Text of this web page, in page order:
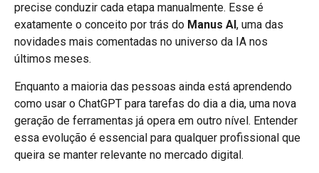
precise conduzir cada etapa manualmente. Esse é
exatamente o conceito por trás do Manus AI , uma das
novidades mais comentadas no universo da IA nos
últimos meses.
Enquanto a maioria das pessoas ainda está aprendendo
como usar o ChatGPT para tarefas do dia a dia, uma nova
geração de ferramentas já opera em outro nível. Entender
essa evolução é essencial para qualquer profissional que
queira se manter relevante no mercado digital.